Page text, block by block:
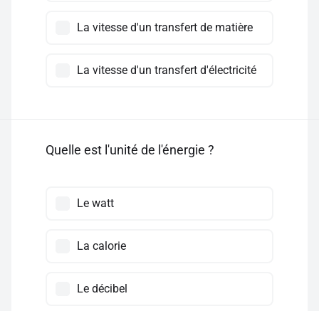
La vitesse d'un transfert de matière
La vitesse d'un transfert d'électricité
Quelle est l'unité de l'énergie ?
Le watt
La calorie
Le décibel